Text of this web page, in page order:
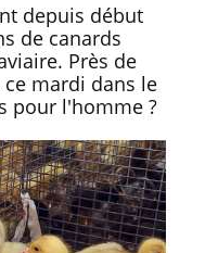
depuis début
de canards
Près de
mardi dans le
pour l'homme ?